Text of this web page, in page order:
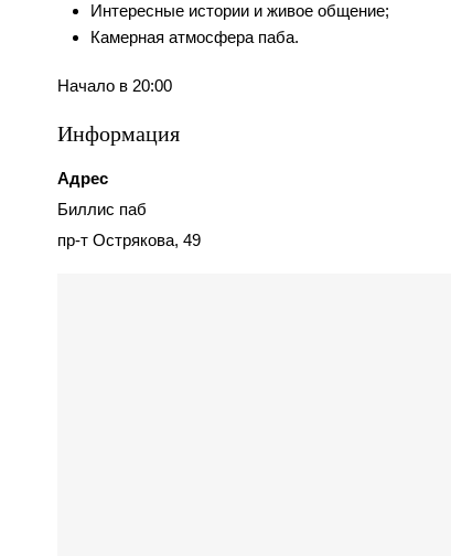
Интересные истории и живое общение;
Камерная атмосфера паба.
Начало в 20:00
Информация
Адрес
Биллис паб
пр-т Острякова, 49